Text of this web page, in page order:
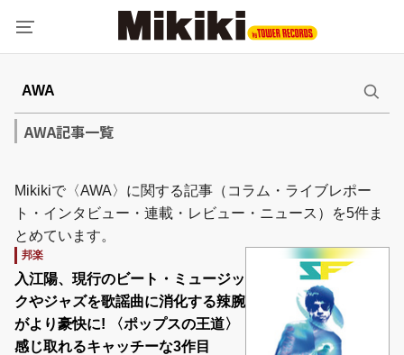
AWA記事一覧
Mikikiで〈AWA〉に関する記事（コラム・ライブレポー
ト・インタビュー・連載・レビュー・ニュース）を5件ま
とめています。
邦楽
入江陽、現行のビート・ミュージッ
クやジャズを歌謡曲に消化する辣腕
がより豪快に! 〈ポップスの王道〉
感じ取れるキャッチーな3作目